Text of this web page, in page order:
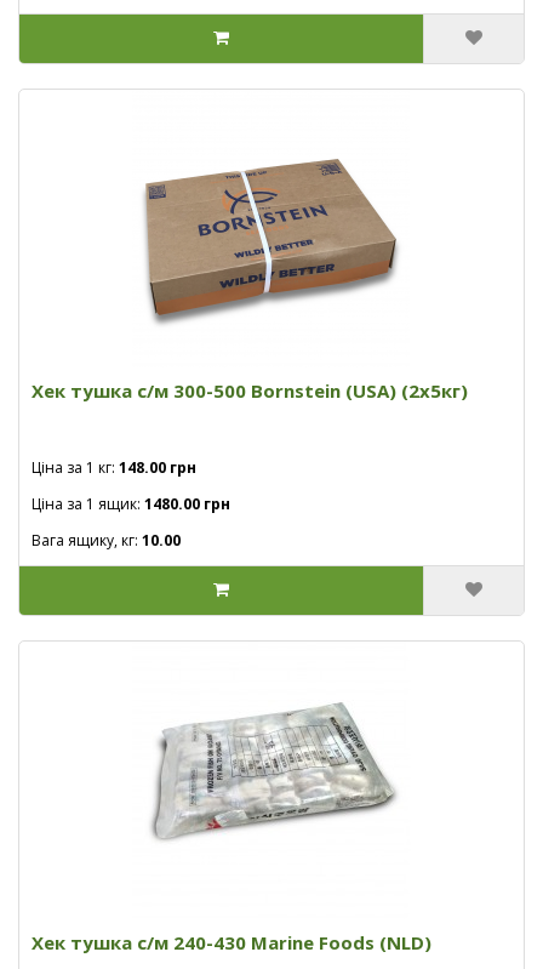
Хек тушка с/м 300-500 Bornstein (USA) (2x5кг)
Ціна за 1 кг: 148.00 грн
Ціна за 1 ящик: 1480.00 грн
Вага ящику, кг: 10.00
Хек тушка с/м 240-430 Marine Foods (NLD)